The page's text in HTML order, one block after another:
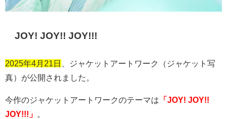
JOY! JOY!! JOY!!!
2025年4月21日
、ジャケットアートワーク（ジャケット写
真）が公開されました。
今作のジャケットアートワークのテーマは 「JOY! JOY!!
JOY!!!」
。